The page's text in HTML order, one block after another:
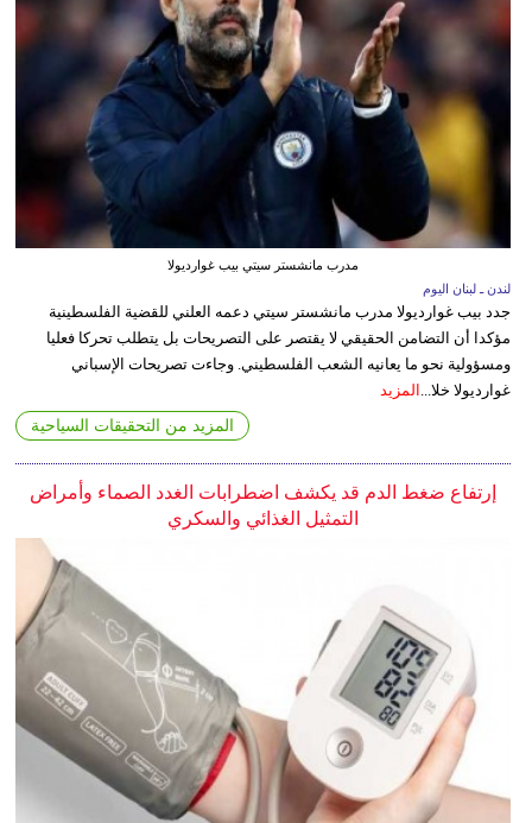
مدرب مانشستر سيتي بيب غوارديولا
لندن ـ لبنان اليوم
جدد بيب غوارديولا مدرب مانشستر سيتي دعمه العلني للقضية الفلسطينية
مؤكدا أن التضامن الحقيقي لا يقتصر على التصريحات بل يتطلب تحركا فعليا
ومسؤولية نحو ما يعانيه الشعب الفلسطيني. وجاءت تصريحات الإسباني
غوارديولا خلا... المزيد
المزيد من التحقيقات السياحية
إرتفاع ضغط الدم قد يكشف اضطرابات الغدد الصماء وأمراض
التمثيل الغذائي والسكري